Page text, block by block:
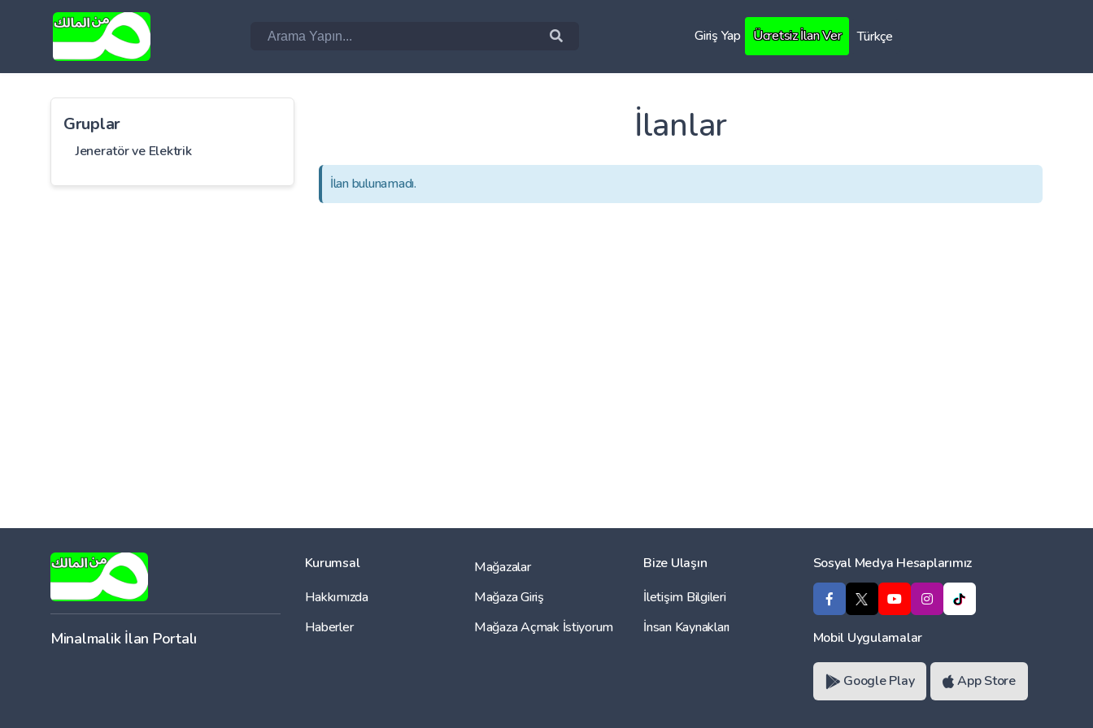
Giriş Yap Ücretsiz İlan Ver Türkçe
Gruplar
Jeneratör ve Elektrik
İlanlar
İlan bulunamadı.
Minalmalik İlan Portalı
Kurumsal
Hakkımızda
Haberler
Mağazalar
Mağaza Giriş
Mağaza Açmak İstiyorum
Bize Ulaşın
İletişim Bilgileri
İnsan Kaynakları
Sosyal Medya Hesaplarımız
Mobil Uygulamalar
Google Play App Store